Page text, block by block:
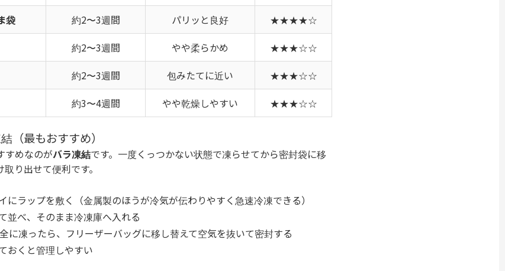
袋
約2〜3週間 パリッと良好
★★★★☆
約2〜3週間 やや柔らかめ
★★★☆☆
約2〜3週間 包みたてに近い
★★★☆☆
約3〜4週間 やや乾燥しやすい ★★★☆☆
（最もおすすめ）
すめなのがバラ凍結です。一度くっつかない状態で凍らせてから密封袋に移
り出せて便利です。
にラップを敷く（金属製のほうが冷気が伝わりやすく急速冷凍できる）
並べ、そのまま冷凍庫へ入れる
に凍ったら、フリーザーバッグに移し替えて空気を抜いて密封する
おくと管理しやすい